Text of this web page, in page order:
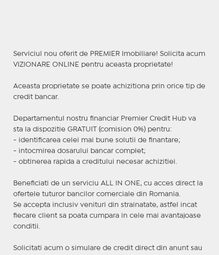
Serviciul nou oferit de PREMIER Imobiliare! Solicita acum
VIZIONARE ONLINE pentru aceasta proprietate!
Aceasta proprietate se poate achizitiona prin orice tip de
credit bancar.
Departamentul nostru financiar Premier Credit Hub va
sta la dispozitie GRATUIT (comision 0%) pentru:
- identificarea celei mai bune solutii de finantare;
- intocmirea dosarului bancar complet;
- obtinerea rapida a creditului necesar achizitiei.
Beneficiati de un serviciu ALL IN ONE, cu acces direct la
ofertele tuturor bancilor comerciale din Romania.
Se accepta inclusiv venituri din strainatate, astfel incat
fiecare client sa poata cumpara in cele mai avantajoase
conditii.
Solicitati acum o simulare de credit direct din anunt sau